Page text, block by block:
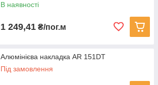
В наявності
1 249,41 ₴/пог.м
Алюмінієва накладка AR 151DT
Під замовлення